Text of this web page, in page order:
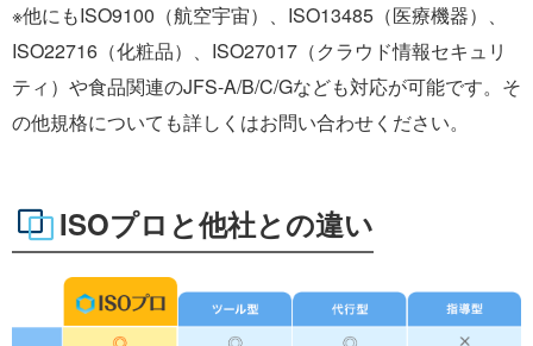
※他にもISO9100（航空宇宙）、ISO13485（医療機器）、
ISO22716（化粧品）、ISO27017（クラウド情報セキュリ
ティ）や食品関連のJFS-A/B/C/Gなども対応が可能です。そ
の他規格についても詳しくはお問い合わせください。
ISOプロと他社との違い